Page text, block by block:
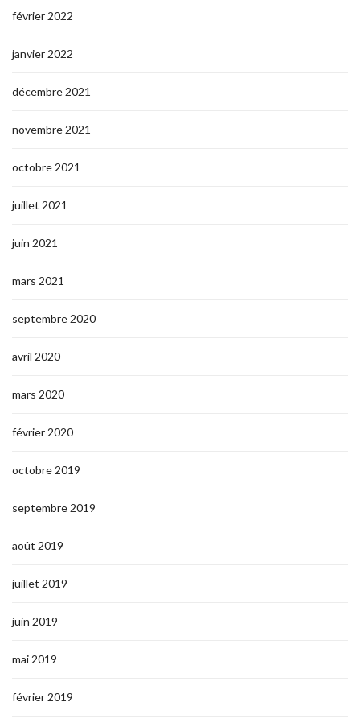
février 2022
janvier 2022
décembre 2021
novembre 2021
octobre 2021
juillet 2021
juin 2021
mars 2021
septembre 2020
avril 2020
mars 2020
février 2020
octobre 2019
septembre 2019
août 2019
juillet 2019
juin 2019
mai 2019
février 2019